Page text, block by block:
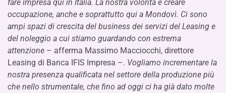
fare impresa qui in Italia. La nostra volontà è creare
occupazione, anche e soprattutto qui a Mondovì. Ci sono
ampi spazi di crescita del business dei servizi del Leasing e
del noleggio a cui stiamo guardando con estrema
attenzione – afferma Massimo Macciocchi, direttore
Leasing di Banca IFIS Impresa –. Vogliamo incrementare la
nostra presenza qualificata nel settore della produzione più
che nello strumentale, che fino ad oggi ci ha già dato molte